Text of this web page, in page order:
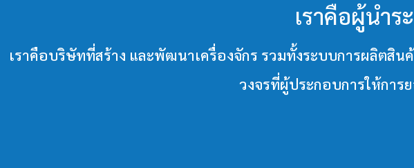
เราคือผู้นำร
เราคือบริษัทที่สร้าง และพัฒนาเครื่องจักร รวมทั้งระบบการผลิตสิ
วงจรที่ผู้ประกอบการให้การ